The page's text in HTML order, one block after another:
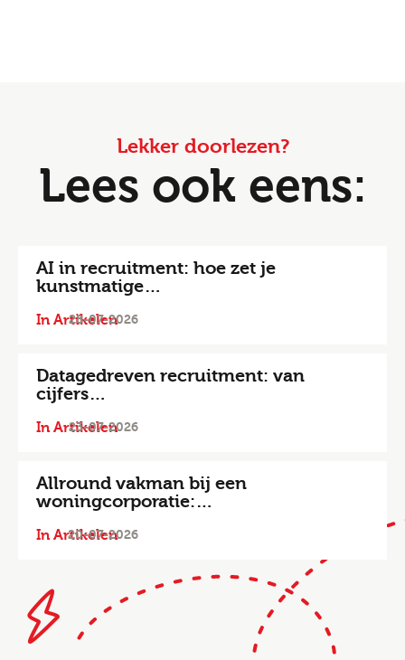
Lekker doorlezen?
Lees ook eens:
AI in recruitment: hoe zet je
kunstmatige…
In Artikelen
28-07-2026
Datagedreven recruitment: van
cijfers…
In Artikelen
23-07-2026
Allround vakman bij een
woningcorporatie:…
In Artikelen
20-07-2026